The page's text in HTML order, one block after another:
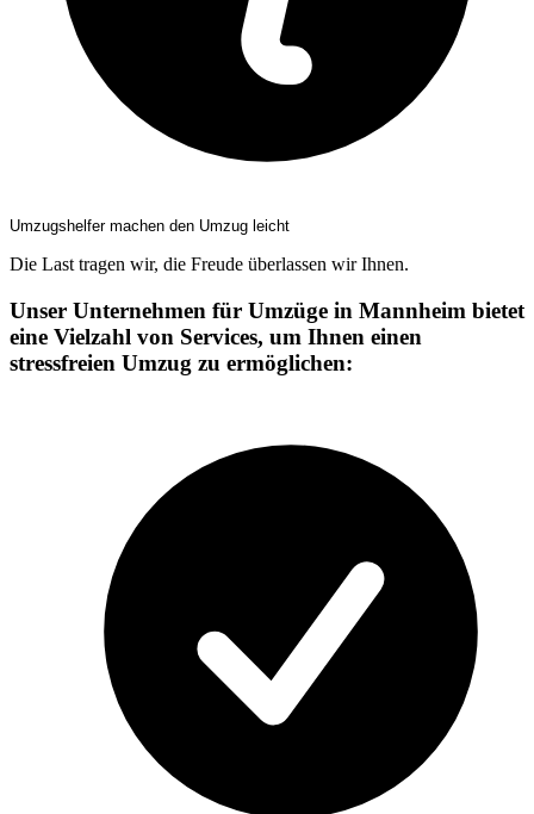
Umzugshelfer machen den Umzug leicht
Die Last tragen wir, die Freude überlassen wir Ihnen.
Unser Unternehmen für Umzüge in Mannheim bietet
eine Vielzahl von Services, um Ihnen einen
stressfreien Umzug zu ermöglichen: